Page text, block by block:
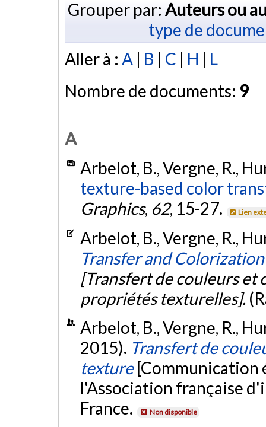
Grouper par: Auteurs ou
type de
Aller à : A | B | C | H | L
Nombre de documents: 9
A
Arbelot, B., Vergne, R.,
texture-based color
Graphics, 62, 15-27. Lien
Arbelot, B., Vergne, R.,
Transfer and
[Transfert de couleurs et
propriétés texturelles].
Arbelot, B., Vergne, R.,
2015). Transfert de
texture [Communication
l'Association française
France.
Non disponible